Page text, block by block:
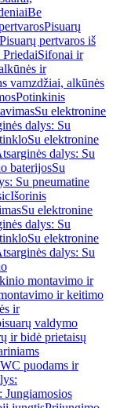
Be
Pisuarų
Pisuarų pertvaros iš
Sifonai ir
ir
vamzdžiai, alkūnės
Potinkinis
Su elektronine
dalys: Su
Su elektronine
dalys: Su
baterijosSu
Su pneumatine
Išorinis
Su elektronine
dalys: Su
Su elektronine
dalys: Su
montavimo ir
ir keitimo
ir
valdymo
ir bidė prietaisų
puodams ir
Jungiamosios